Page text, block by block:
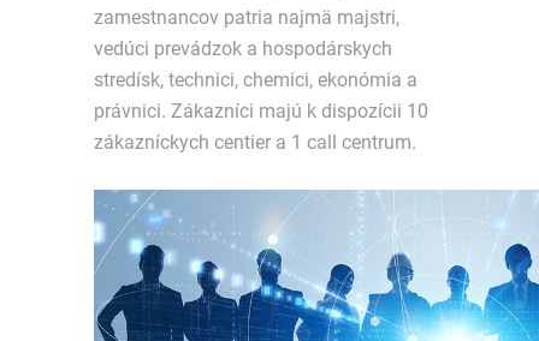
zamestnancov patria najmä majstri,
vedúci prevádzok a hospodárskych
stredísk, technici, chemici, ekonómia a
právnici. Zákazníci majú k dispozícii 10
zákazníckych centier a 1 call centrum.